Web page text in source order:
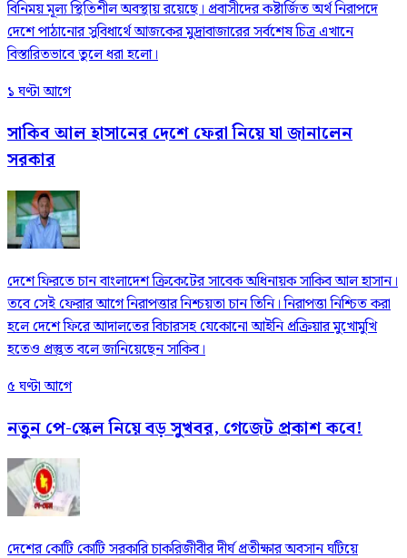
বিনিময় মূল্য স্থিতিশীল অবস্থায় রয়েছে। প্রবাসীদের কষ্টার্জিত অর্থ নিরাপদে
দেশে পাঠানোর সুবিধার্থে আজকের মুদ্রাবাজারের সর্বশেষ চিত্র এখানে
বিস্তারিতভাবে তুলে ধরা হলো।
১ ঘণ্টা আগে
সাকিব আল হাসানের দেশে ফেরা নিয়ে যা জানালেন
সরকার
দেশে ফিরতে চান বাংলাদেশ ক্রিকেটের সাবেক অধিনায়ক সাকিব আল হাসান।
তবে সেই ফেরার আগে নিরাপত্তার নিশ্চয়তা চান তিনি। নিরাপত্তা নিশ্চিত করা
হলে দেশে ফিরে আদালতের বিচারসহ যেকোনো আইনি প্রক্রিয়ার মুখোমুখি
হতেও প্রস্তুত বলে জানিয়েছেন সাকিব।
৫ ঘণ্টা আগে
নতুন পে-স্কেল নিয়ে বড় সুখবর, গেজেট প্রকাশ কবে!
দেশের কোটি কোটি সরকারি চাকরিজীবীর দীর্ঘ প্রতীক্ষার অবসান ঘটিয়ে